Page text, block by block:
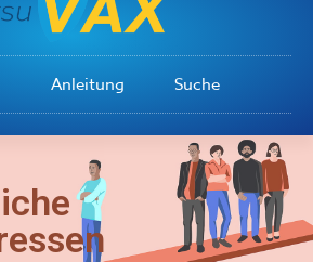
Anleitung Suche